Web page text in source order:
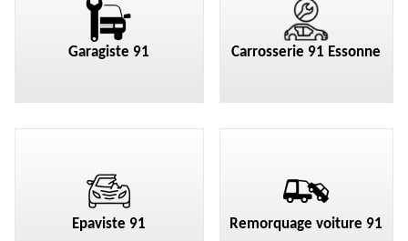
Garagiste 91 Carrosserie 91 Essonne
Epaviste 91 Remorquage voiture 91